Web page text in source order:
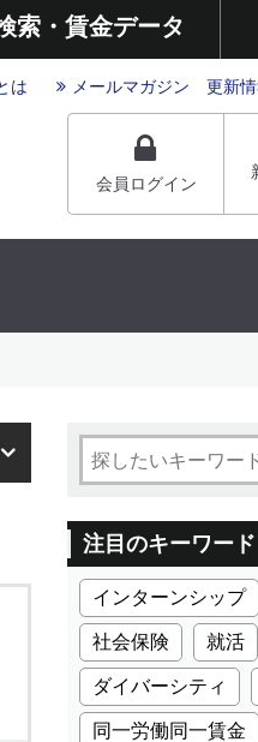
索・賃金データ
は メールマガジン 更新
会員ログイン
注目のキーワード
インターンシップ
社会保険 就活
ダイバーシティ
同一労働同一賃金